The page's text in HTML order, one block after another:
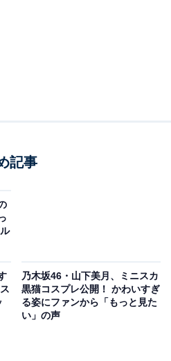
記事
乃木坂46・山下美月、ミニスカ
黒猫コスプレ公開！ かわいすぎ
る姿にファンから「もっと見た
い」の声